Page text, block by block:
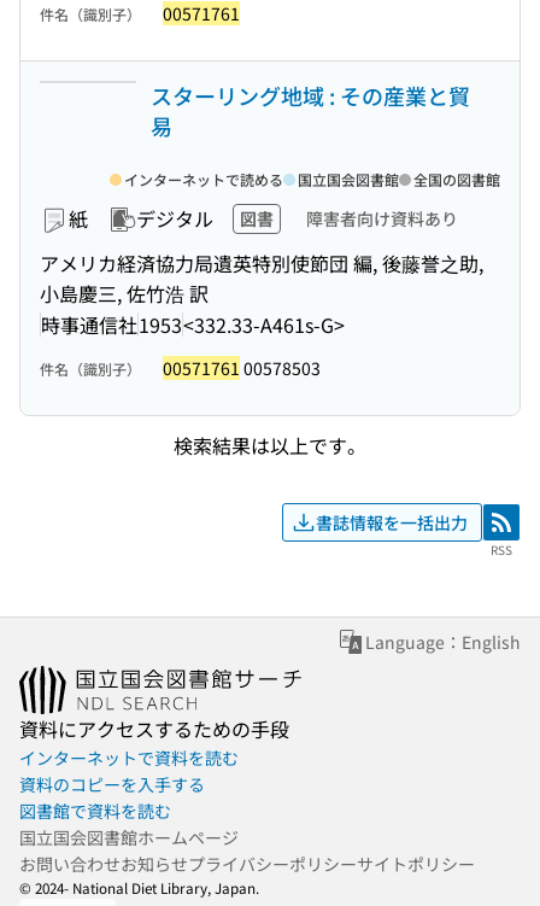
件名（識別子） 00571761
スターリング地域 : その産業と貿
易
紙 デジタル 図書 障害者向け資料あり
アメリカ経済協力局遺英特別使節団 編, 後藤誉之助,
小島慶三, 佐竹浩 訳
時事通信社1953<332.33-A461s-G>
インターネットで読める 国立国会図書館 全国の図書館
件名（識別子） 00571761 00578503
検索結果は以上です。
書誌情報を一括出力 RSS
RSS
Language：English
資料にアクセスするための手段
インターネットで資料を読む
資料のコピーを入手する
図書館で資料を読む
国立国会図書館ホームページ
お問い合わせお知らせプライバシーポリシーサイトポリシー
© 2024- National Diet Library, Japan.